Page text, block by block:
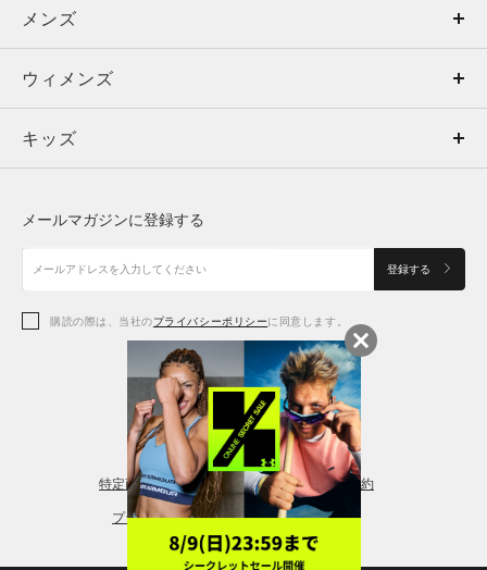
メンズ
ウィメンズ
キッズ
アクセサリー
メンズ
トップス
ボトムス
アクセサリー
ウィメンズ
トップス
シューズ
アクセサリー
レギンス＆タイツ
キッズ
シューズ
メールマガジンに登録する
登録する
購読の際は、当社のプライバシーポリシーに同意します。
特定商取引法に基づく通販の表記 会員規約
プライバシーポリシー